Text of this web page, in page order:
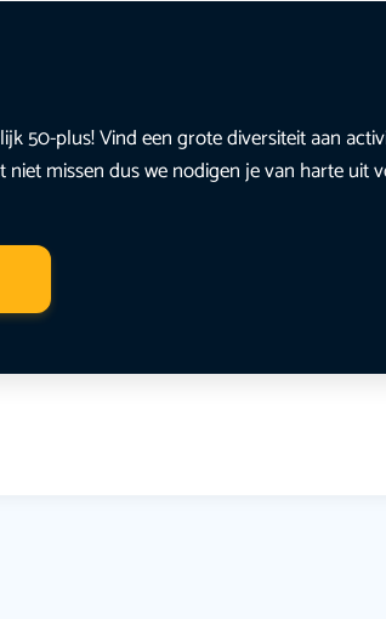
50-plus! Vind een grote diversiteit aan
niet missen dus we nodigen je van harte uit